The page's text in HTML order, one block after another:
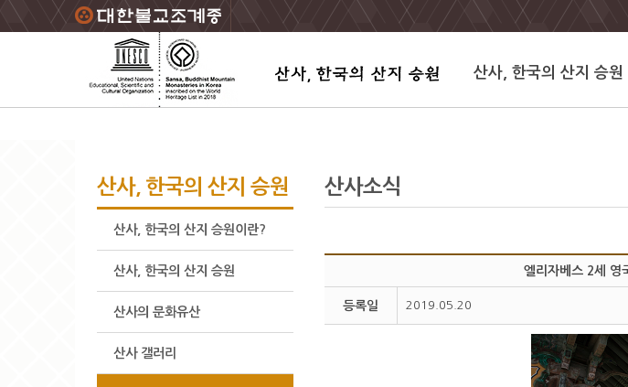
주요메뉴 바로가기
본문 바로가기
하단메뉴 바로가기
산사, 한국의 산지 승원
산사, 한국의 산지 승원
산사, 한국의 산지 승원이란?
산사, 한국의 산지 승원
산사의 문화유산
산사 갤러리
산사소식
엘리자베스 2세 영
등록일 2019.05.20